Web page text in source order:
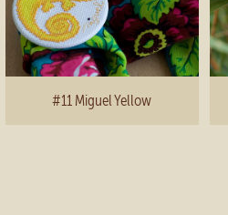
#11 Miguel Yellow